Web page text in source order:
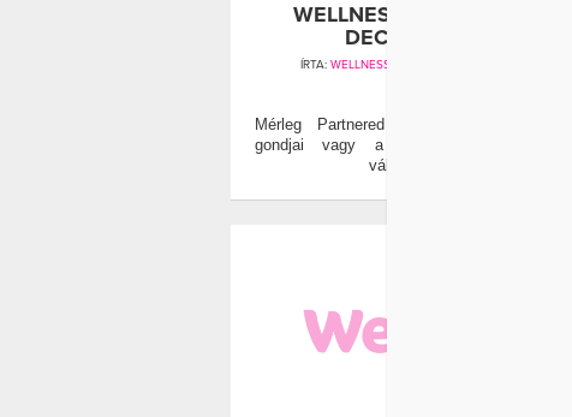
WELLNESS HOROSZKÓP
DECEMBERRE
ÍRTA: WELLNESS MAGAZIN
Mérleg Partnered esetleges egészségügyi
gondjai vagy a családban bekövetkező
változások ké